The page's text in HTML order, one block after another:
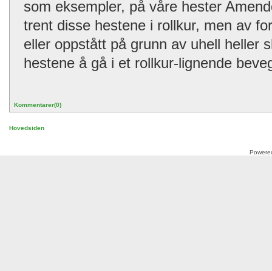
som eksempler, på våre hester
trent disse hestene i rollkur, men av
eller oppstått på grunn av uhell heller
hestene å gå i et rollkur-lignende
Kommentarer(0)
Hovedsiden